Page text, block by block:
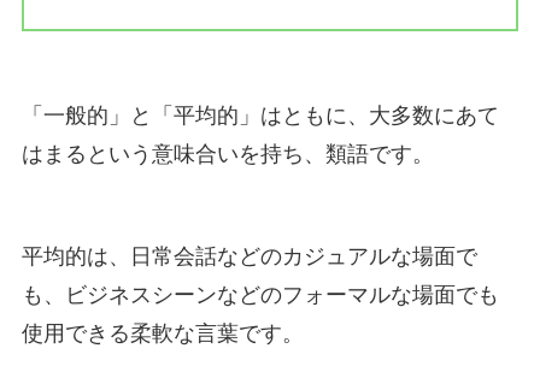
「一般的」と「平均的」はともに、大多数にあて
はまるという意味合いを持ち、類語です。
平均的は、日常会話などのカジュアルな場面で
も、ビジネスシーンなどのフォーマルな場面でも
使用できる柔軟な言葉です。